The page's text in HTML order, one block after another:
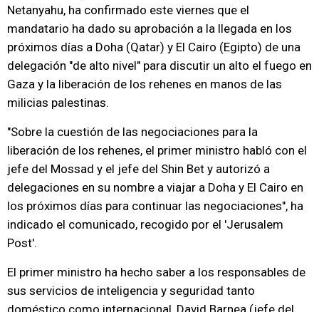
Netanyahu, ha confirmado este viernes que el
mandatario ha dado su aprobación a la llegada en los
próximos días a Doha (Qatar) y El Cairo (Egipto) de una
delegación "de alto nivel" para discutir un alto el fuego en
Gaza y la liberación de los rehenes en manos de las
milicias palestinas.
"Sobre la cuestión de las negociaciones para la
liberación de los rehenes, el primer ministro habló con el
jefe del Mossad y el jefe del Shin Bet y autorizó a
delegaciones en su nombre a viajar a Doha y El Cairo en
los próximos días para continuar las negociaciones", ha
indicado el comunicado, recogido por el 'Jerusalem
Post'.
El primer ministro ha hecho saber a los responsables de
sus servicios de inteligencia y seguridad tanto
doméstico como internacional, David Barnea (jefe del